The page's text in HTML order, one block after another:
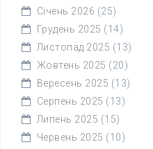
Січень 2026 (25)
Грудень 2025 (14)
Листопад 2025 (13)
Жовтень 2025 (20)
Вересень 2025 (13)
Серпень 2025 (13)
Липень 2025 (15)
Червень 2025 (10)